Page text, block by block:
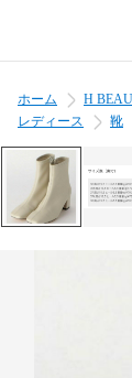
ホーム H
レディース
靴